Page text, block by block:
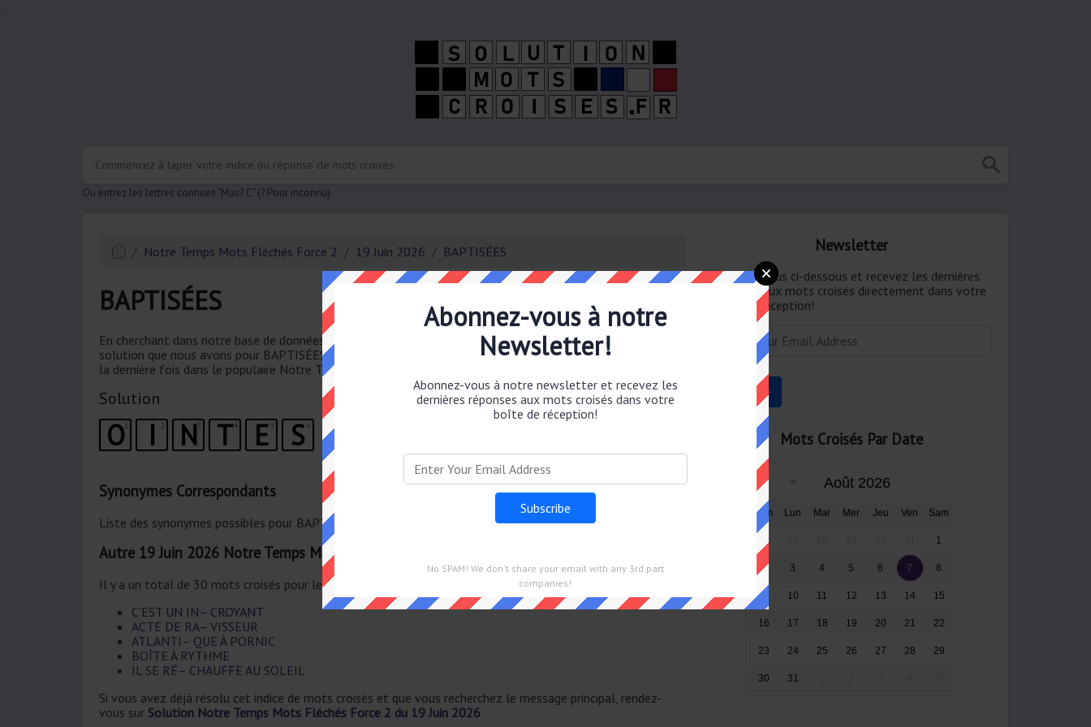
.
Ou entrez les lettres connues "Mus? C" (? Pour inconnu)
Notre Temps Mots Fléchés Force 2 19 Juin 2026 BAPTISÉES
BAPTISÉES
En cherchant dans notre base de données, nous avons trouvé 1 solution pour la definition:BAPTISÉES.
solution que nous avons pour BAPTISÉES a un total de 6 lettres. Cet indice de mots croisés a été vu pour
la dernière fois dans le populaire Notre Temps Mots Fléchés Force 2 dans 19 Juin 2026.
Solution
1
O 2
I 3
N 4
T 5
E 6
S
Synonymes Correspondants
Liste des synonymes possibles pour BAPTISÉES.
Autre 19 Juin 2026 Notre Temps Mots Fléchés Force 2
Il y a un total de 30 mots croisés pour le 19 Juin 2026.
C'EST UN IN– CROYANT
ACTE DE RA– VISSEUR
ATLANTI– QUE À PORNIC
BOÎTE À RYTHME
IL SE RÉ– CHAUFFE AU SOLEIL
Si vous avez déjà résolu cet indice de mots croisés et que vous recherchez le message principal, rendez-
vous sur Solution Notre Temps Mots Fléchés Force 2 du 19 Juin 2026
Newsletter
Abonnez-vous ci-dessous et recevez les dernières
réponses aux mots croisés directement dans votre
boîte de réception!
Mots Croisés Par Date
Août 2026
Dim Lun Mar Mer Jeu Ven Sam
26 1
2 3 4 5 6 7 8
9 10 11 12 13 14 15
16 17 18 19 20 21 22
23 24 25 26 27 28 29
30 31
Abonnez-vous à notre
Newsletter!
Abonnez-vous à notre newsletter et recevez les
dernières réponses aux mots croisés dans votre
boîte de réception!
No SPAM! We don't share your email with any 3rd part
companies!